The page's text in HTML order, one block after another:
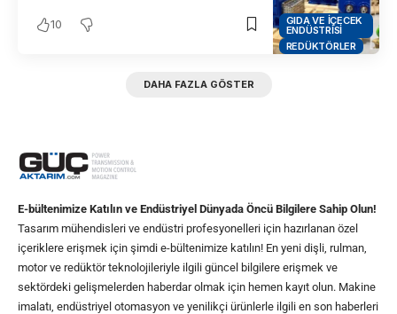
GIDA VE İÇECEK
ENDÜSTRISI
REDÜKTÖRLER
10
DAHA FAZLA GÖSTER
E-bültenimize Katılın ve Endüstriyel Dünyada Öncü Bilgilere Sahip Olun!
Tasarım mühendisleri ve endüstri profesyonelleri için hazırlanan özel
içeriklere erişmek için şimdi e-bültenimize katılın! En yeni dişli, rulman,
motor ve redüktör teknolojileriyle ilgili güncel bilgilere erişmek ve
sektördeki gelişmelerden haberdar olmak için hemen kayıt olun. Makine
imalatı, endüstriyel otomasyon ve yenilikçi ürünlerle ilgili en son haberleri